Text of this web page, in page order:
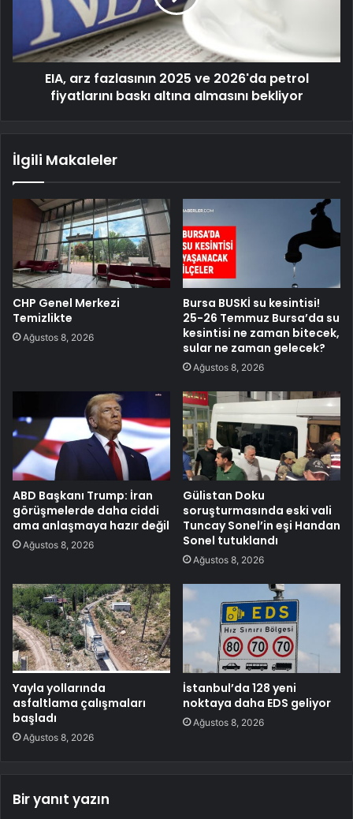
EIA, arz fazlasının 2025 ve 2026'da petrol
fiyatlarını baskı altına almasını bekliyor
İlgili Makaleler
CHP Genel Merkezi
Temizlikte
Ağustos 8, 2026
Bursa BUSKİ su kesintisi!
25-26 Temmuz Bursa’da su
kesintisi ne zaman bitecek,
sular ne zaman gelecek?
Ağustos 8, 2026
ABD Başkanı Trump: İran
görüşmelerde daha ciddi
ama anlaşmaya hazır değil
Ağustos 8, 2026
Gülistan Doku
soruşturmasında eski vali
Tuncay Sonel’in eşi Handan
Sonel tutuklandı
Ağustos 8, 2026
Yayla yollarında
asfaltlama çalışmaları
başladı
Ağustos 8, 2026
İstanbul’da 128 yeni
noktaya daha EDS geliyor
Ağustos 8, 2026
Bir yanıt yazın